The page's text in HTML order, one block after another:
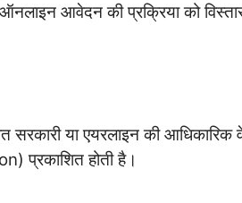
आवेदन की प्रक्रिया को
सरकारी या एयरलाइन की आधिकारिक
प्रकाशित होती है।